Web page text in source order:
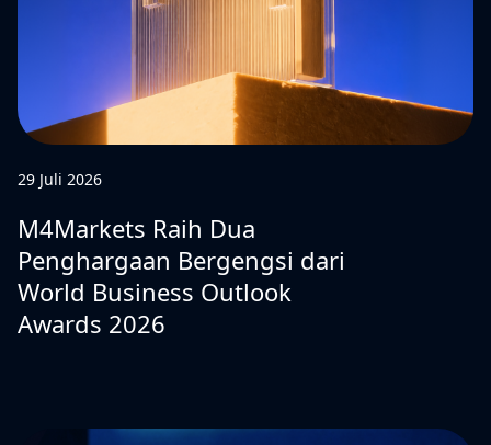
29 Juli 2026
M4Markets Raih Dua
Penghargaan Bergengsi dari
World Business Outlook
Awards 2026